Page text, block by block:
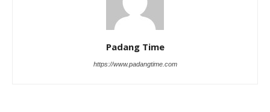
Padang Time
https://www.padangtime.com